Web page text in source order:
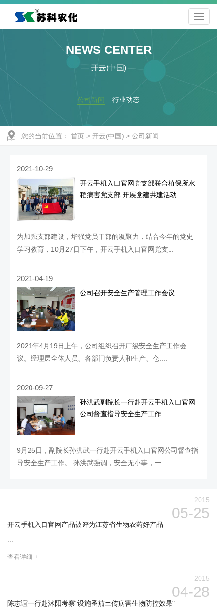
NEWS CENTER
— 开云(中国) —
公司新闻 行业动态
您的当前位置： 首页 > 开云(中国) > 公司新闻
2021-10-29
开云手机入口官网党支部联合植保所水
稻病害党支部 开展党建共建活动
为加强支部建设，增强党员干部的凝聚力，结合今年的党史
学习教育，10月27日下午，开云手机入口官网党支...
2021-04-19
公司召开安全生产管理工作会议
2021年4月19日上午，公司组织召开厂级安全生产工作会
议。经理层全体人员、各部门负责人和生产、仓....
2020-09-27
孙洪武副院长一行赴开云手机入口官网
公司督查指导安全生产工作
9月25日，副院长孙洪武一行赴开云手机入口官网公司督查指
导安全生产工作。 孙洪武强调，安全无小事，一...
2015
05-25
开云手机入口官网产品被评为江苏省生物农药好产品
...
查看详细 +
2015
04-28
陈志谊一行赴沭阳考察"设施番茄土传病害生物防控效果"